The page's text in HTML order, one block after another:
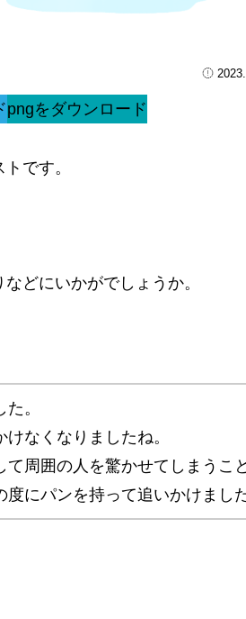
pngをダウンロード
です。
どにいかがでしょうか。
。
なくなりましたね。
周囲の人を驚かせてしまうこ
にパンを持って追いかけました